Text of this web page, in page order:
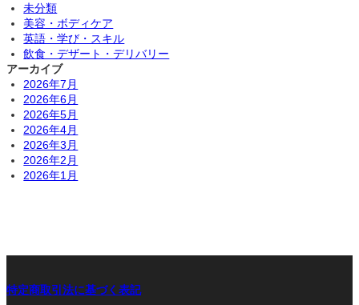
未分類
美容・ボディケア
英語・学び・スキル
飲食・デザート・デリバリー
アーカイブ
2026年7月
2026年6月
2026年5月
2026年4月
2026年3月
2026年2月
2026年1月
特定商取引法に基づく表記